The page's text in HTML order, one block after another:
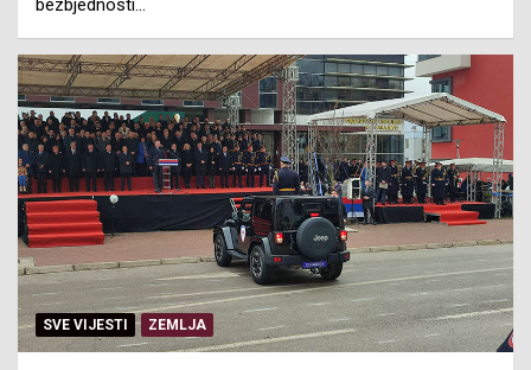
bezbjednosti…
SVE VIJESTI ZEMLJA